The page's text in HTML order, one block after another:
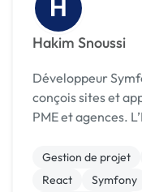
H
Hakim Snoussi
Développeur
conçois sites et
PME et agences.
Gestion de projet
React
Symfony